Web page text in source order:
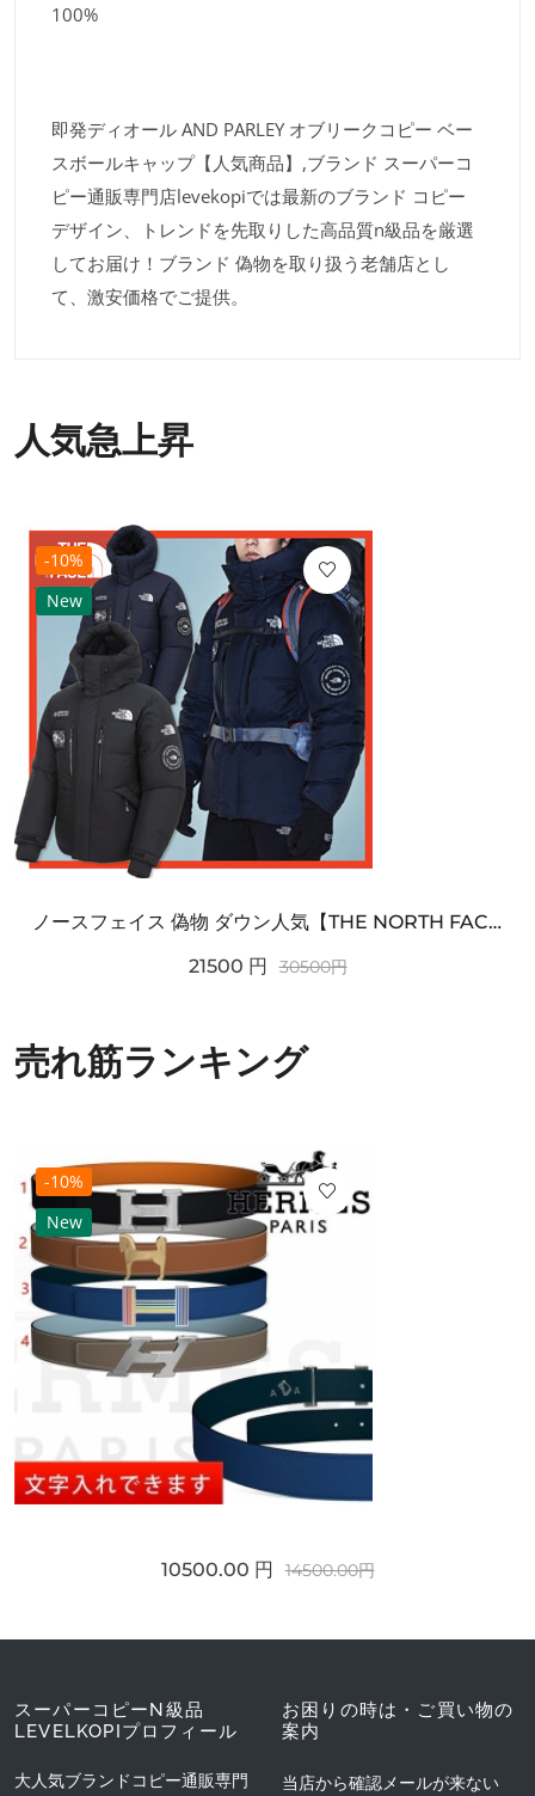
100%
即発ディオール AND PARLEY オブリークコピー ベー
スボールキャップ【人気商品】,ブランド スーパーコ
ピー通販専門店levekopiでは最新のブランド コピー
デザイン、トレンドを先取りした高品質n級品を厳選
してお届け！ブランド 偽物を取り扱う老舗店とし
て、激安価格でご提供。
人気急上昇
-10%
New
ノースフェイス 偽物 ダウン人気【THE NORTH FACE】M'S 7 SUMMIT HIM...
21500 円 30500円
売れ筋ランキング
-10%
New
10500.00 円 14500.00円
スーパーコピーN級品
LEVELKOPIプロフィール
大人気ブランドコピー通販専門
お困りの時は・ご買い物の
案内
当店から確認メールが来ない